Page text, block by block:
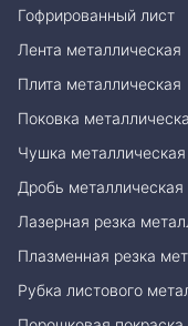
Гофрированный лист
Лента металлическая
Плита металлическая
Поковка
Чушка металлическая
Дробь металлическая
Лазерная резка
Плазменная резка
Рубка листового